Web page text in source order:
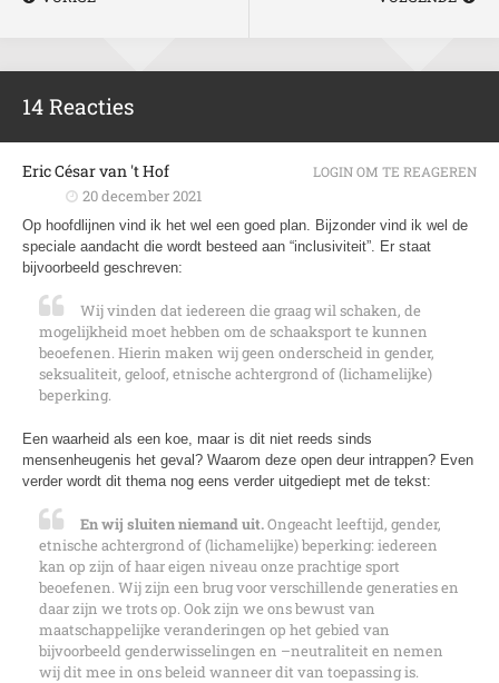
14 Reacties
Eric César van 't Hof
20 december 2021
Op hoofdlijnen vind ik het wel een goed plan. Bijzonder vind ik wel de
speciale aandacht die wordt besteed aan “inclusiviteit”. Er staat
bijvoorbeeld geschreven:
Wij vinden dat iedereen die graag wil schaken, de
mogelijkheid moet hebben om de schaaksport te kunnen
beoefenen. Hierin maken wij geen onderscheid in gender,
seksualiteit, geloof, etnische achtergrond of (lichamelijke)
beperking.
Een waarheid als een koe, maar is dit niet reeds sinds
mensenheugenis het geval? Waarom deze open deur intrappen? Even
verder wordt dit thema nog eens verder uitgediept met de tekst:
En wij sluiten niemand uit.Ongeacht leeftijd, gender,
etnische achtergrond of (lichamelijke) beperking: iedereen
kan op zijn of haar eigen niveau onze prachtige sport
beoefenen. Wij zijn een brug voor verschillende generaties en
daar zijn we trots op. Ook zijn we ons bewust van
maatschappelijke veranderingen op het gebied van
bijvoorbeeld genderwisselingen en –neutraliteit en nemen
wij dit mee in ons beleid wanneer dit van toepassing is.
LOGIN OM TE REAGEREN